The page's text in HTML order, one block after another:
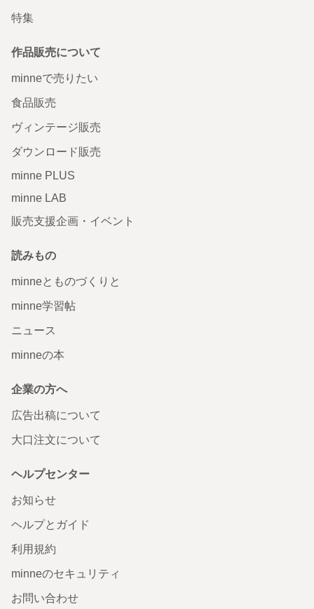
特集
作品販売について
minneで売りたい
食品販売
ヴィンテージ販売
ダウンロード販売
minne PLUS
minne LAB
販売支援企画・イベント
読みもの
minneとものづくりと
minne学習帖
ニュース
minneの本
企業の方へ
広告出稿について
大口注文について
ヘルプセンター
お知らせ
ヘルプとガイド
利用規約
minneのセキュリティ
お問い合わせ